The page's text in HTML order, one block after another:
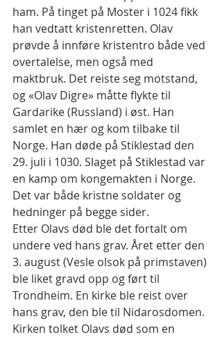
ham. På tinget på Moster i 1024 fikk
han vedtatt kristenretten. Olav
prøvde å innføre kristentro både ved
overtalelse, men også med
maktbruk. Det reiste seg motstand,
og «Olav Digre» måtte flykte til
Gardarike (Russland) i øst. Han
samlet en hær og kom tilbake til
Norge. Han døde på Stiklestad den
29. juli i 1030. Slaget på Stiklestad var
en kamp om kongemakten i Norge.
Det var både kristne soldater og
hedninger på begge sider.
Etter Olavs død ble det fortalt om
undere ved hans grav. Året etter den
3. august (Vesle olsok på primstaven)
ble liket gravd opp og ført til
Trondheim. En kirke ble reist over
hans grav, den ble til Nidarosdomen.
Kirken tolket Olavs død som en